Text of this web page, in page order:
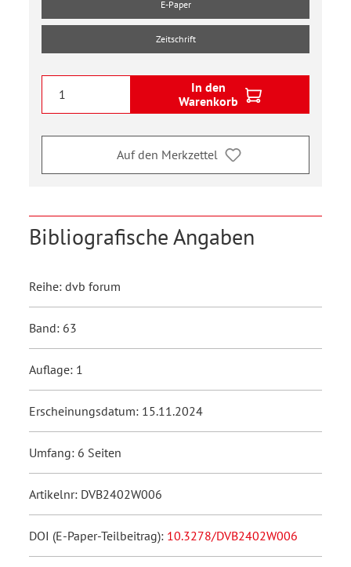
E-Paper
Zeitschrift
In den
Warenkorb
Auf den Merkzettel
Bibliografische Angaben
Reihe: dvb forum
Band: 63
Auflage: 1
Erscheinungsdatum: 15.11.2024
Umfang: 6 Seiten
Artikelnr: DVB2402W006
DOI (E-Paper-Teilbeitrag): 10.3278/DVB2402W006